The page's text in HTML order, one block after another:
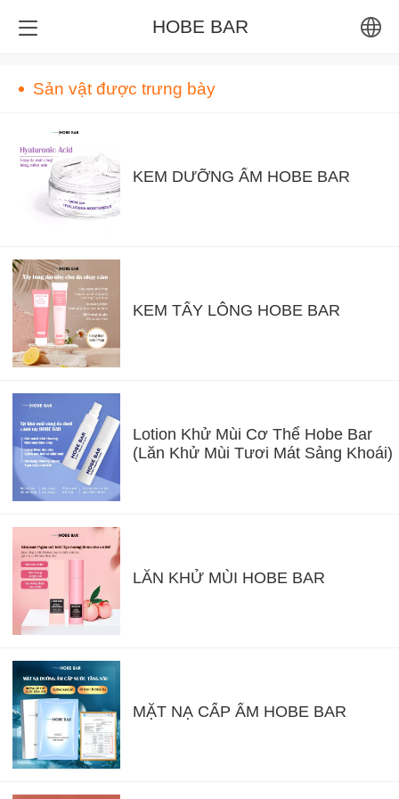
HOBE BAR
Bahasa
Sản vật được trưng bày
KEM DƯỠNG ẨM HOBE BAR
KEM TẨY LÔNG HOBE BAR
Lotion Khử Mùi Cơ Thể Hobe Bar
(Lăn Khử Mùi Tươi Mát Sảng Khoái)
LĂN KHỬ MÙI HOBE BAR
MẶT NẠ CẤP ẨM HOBE BAR